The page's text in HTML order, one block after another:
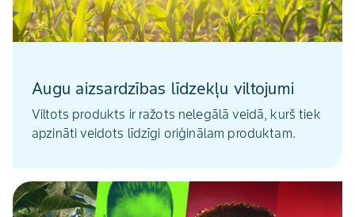
Augu aizsardzības līdzekļu viltojumi
Viltots produkts ir ražots nelegālā veidā, kurš tiek
apzināti veidots līdzīgi oriģinālam produktam.